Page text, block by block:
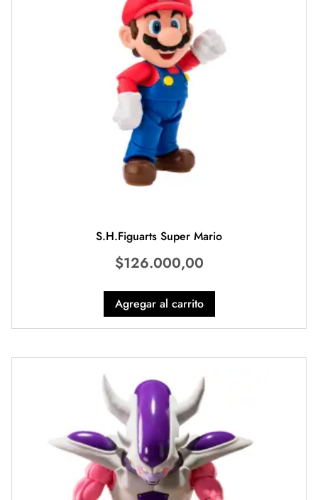
S.H.Figuarts Super Mario
$126.000,00
Agregar al carrito